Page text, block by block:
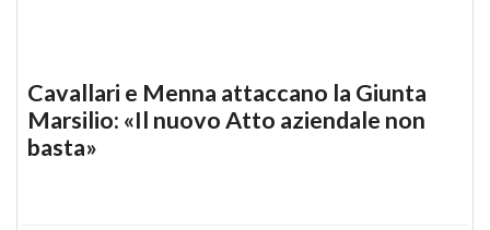
Cavallari e Menna attaccano la Giunta
Marsilio: «Il nuovo Atto aziendale non
basta»